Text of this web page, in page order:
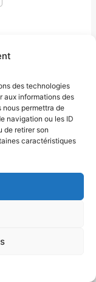
des technologies
aux informations des
permettra de
navigation ou les ID
de retirer son
caractéristiques
Levens - Thème
parKadence WP